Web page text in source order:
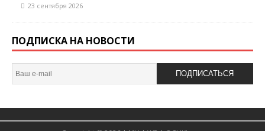
23 сентября 2026
ПОДПИСКА НА НОВОСТИ
ПОДПИСАТЬСЯ